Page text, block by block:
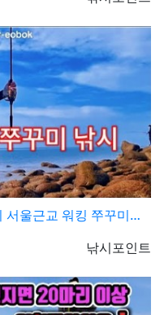
워킹 쭈꾸미낚시 포인트 및 …
등록자
낚시포인트